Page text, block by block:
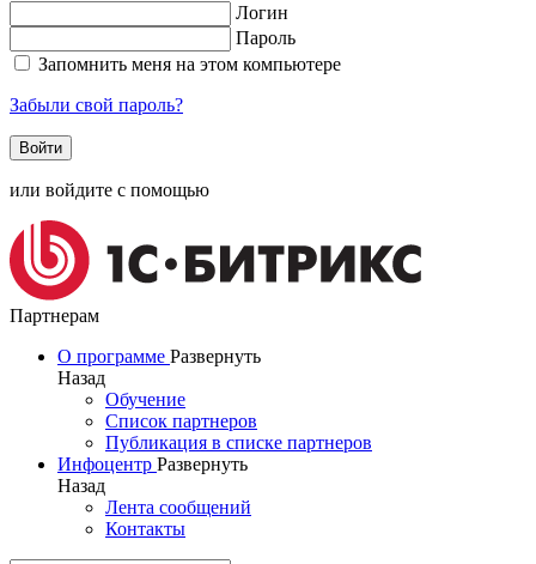
Логин
Пароль
Запомнить меня на этом компьютере
Забыли свой пароль?
или войдите с помощью
Партнерам
О программе Развернуть
Назад
Обучение
Список партнеров
Публикация в списке партнеров
Инфоцентр Развернуть
Назад
Лента сообщений
Контакты